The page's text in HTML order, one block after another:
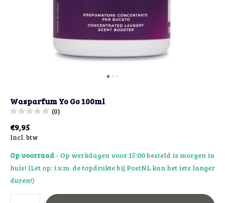
Wasparfum Yo Go 100ml
(0)
€9,95
Incl. btw
Op voorraad - Op werkdagen voor 15:00 besteld is morgen in
huis! (Let op: i.v.m. de topdrukte bij PostNL kan het iets langer
duren!)